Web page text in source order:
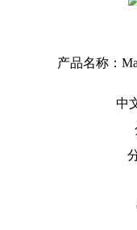
产品名称：
中